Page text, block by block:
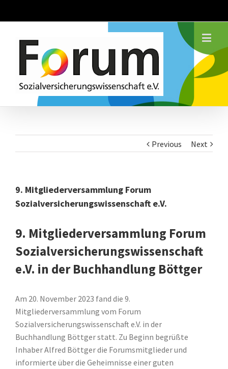
Previous Next
9. Mitgliederversammlung Forum
Sozialversicherungswissenschaft e.V.
9. Mitgliederversammlung Forum
Sozialversicherungswissenschaft
e.V. in der Buchhandlung Böttger
Am 20. November 2023 fand die 9.
Mitgliederversammlung vom Forum
Sozialversicherungswissenschaft e.V. in der
Buchhandlung Böttger statt. Zu Beginn begrüßte
Inhaber Alfred Böttger die Forumsmitglieder und
informierte über die Geheimnisse einer guten